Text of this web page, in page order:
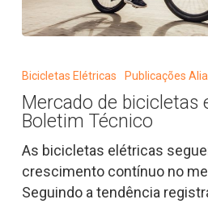
de
elétricas
2021
–
Boletim
Técnico
Bicicletas Elétricas Publicações
Mercado de bicicletas
Boletim Técnico
As bicicletas elétricas
crescimento contínuo no
Seguindo a tendência